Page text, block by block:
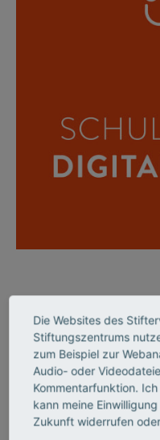
Wir benötigen
den
Wir verwenden
um Videoinhalte
Daten zu Ihren
Die Websites des
Stiftungszentrums
zum Beispiel zur
Audio- oder
Kommentarfunktion.
kann meine
Zukunft widerrufen